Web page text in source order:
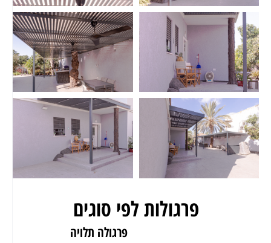
פרגולות לפי סוגים
פרגולה תלויה